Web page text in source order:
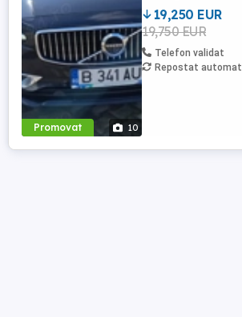
Promovat 10
19,250 EUR
19,750 EUR
Telefon validat
Repostat automat